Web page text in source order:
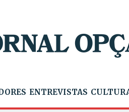
ENTREVISTAS